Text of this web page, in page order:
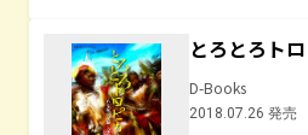
とろとろト
D-Books
2018.07.26 発売